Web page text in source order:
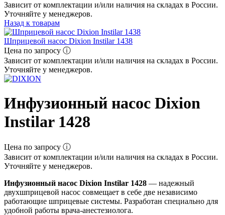
Зависит от комплектации и/или наличия на складах в России.
Уточняйте у менеджеров.
Назад к товарам
Шприцевой насос Dixion Instilar 1438
Цена по запросу ⓘ
Зависит от комплектации и/или наличия на складах в России.
Уточняйте у менеджеров.
Инфузионный насос Dixion
Instilar 1428
Цена по запросу ⓘ
Зависит от комплектации и/или наличия на складах в России.
Уточняйте у менеджеров.
Инфузионный насос Dixion Instilar 1428 — надежный
двухшприцевой насос совмещает в себе две независимо
работающие шприцевые системы. Разработан специально для
удобной работы врача-анестезиолога.